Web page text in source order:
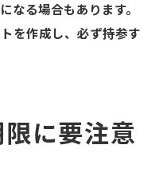
なる場合もあります。
を作成し、必ず持参す
に要注意